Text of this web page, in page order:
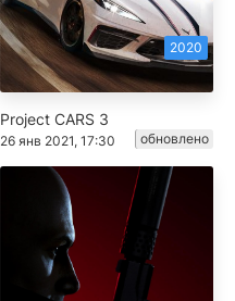
2020
Project CARS 3
26 янв 2021, 17:30 обновлено